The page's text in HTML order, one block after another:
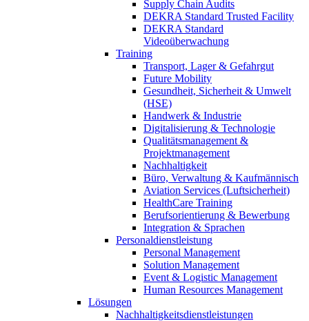
Supply Chain Audits
DEKRA Standard Trusted Facility
DEKRA Standard
Videoüberwachung
Training
Transport, Lager & Gefahrgut
Future Mobility
Gesundheit, Sicherheit & Umwelt
(HSE)
Handwerk & Industrie
Digitalisierung & Technologie
Qualitätsmanagement &
Projektmanagement
Nachhaltigkeit
Büro, Verwaltung & Kaufmännisch
Aviation Services (Luftsicherheit)
HealthCare Training
Berufsorientierung & Bewerbung
Integration & Sprachen
Personaldienstleistung
Personal Management
Solution Management
Event & Logistic Management
Human Resources Management
Lösungen
Nachhaltigkeitsdienstleistungen